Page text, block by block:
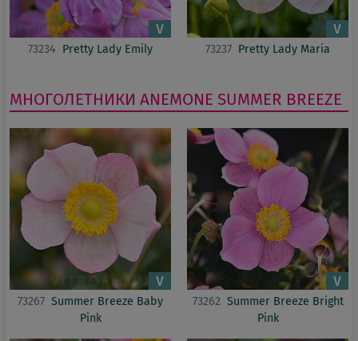
73234 Pretty Lady Emily 73237 Pretty Lady Maria
МНОГОЛЕТНИКИ ANEMONE SUMMER BREEZE
73267 Summer Breeze Baby
Pink
73262 Summer Breeze Bright
Pink